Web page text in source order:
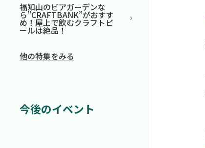
福知山のビアガーデンな
ら”CRAFTBANK”がおすす
め！屋上で飲むクラフトビ
ールは絶品！
他の特集をみる
今後のイベント